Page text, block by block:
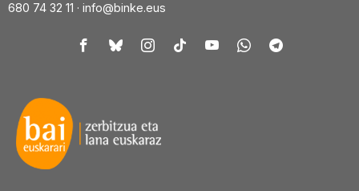
680 74 32 11 · info@binke.eus